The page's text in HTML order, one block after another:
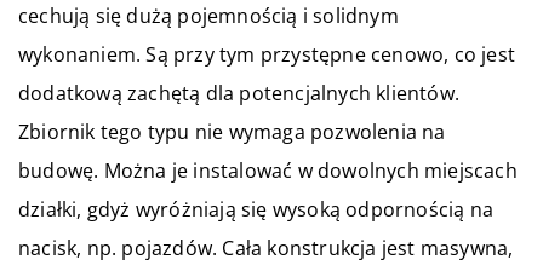
cechują się dużą pojemnością i solidnym
wykonaniem. Są przy tym przystępne cenowo, co jest
dodatkową zachętą dla potencjalnych klientów.
Zbiornik tego typu nie wymaga pozwolenia na
budowę. Można je instalować w dowolnych miejscach
działki, gdyż wyróżniają się wysoką odpornością na
nacisk, np. pojazdów. Cała konstrukcja jest masywna,